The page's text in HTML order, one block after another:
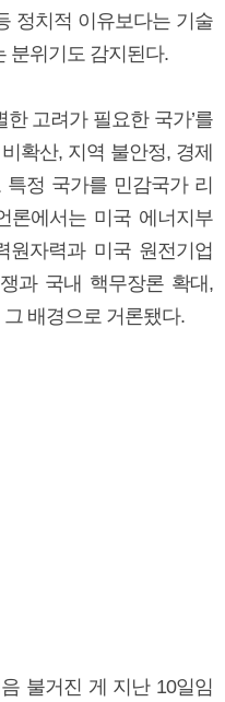
정치적 이유보다는 기술
분위기도 감지된다.
고려가 필요한 국가’를
확산, 지역 불안정, 경제
정 국가를 민감국가 리
론에서는 미국 에너지부
원자력과 미국 원전기업
과 국내 핵무장론 확대,
배경으로 거론됐다.
불거진 게 지난 10일임